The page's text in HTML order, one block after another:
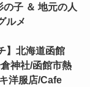
の子 ＆ 地元の人
ルメ
】北海道函館
神社/函館市熱
洋服店/Cafe